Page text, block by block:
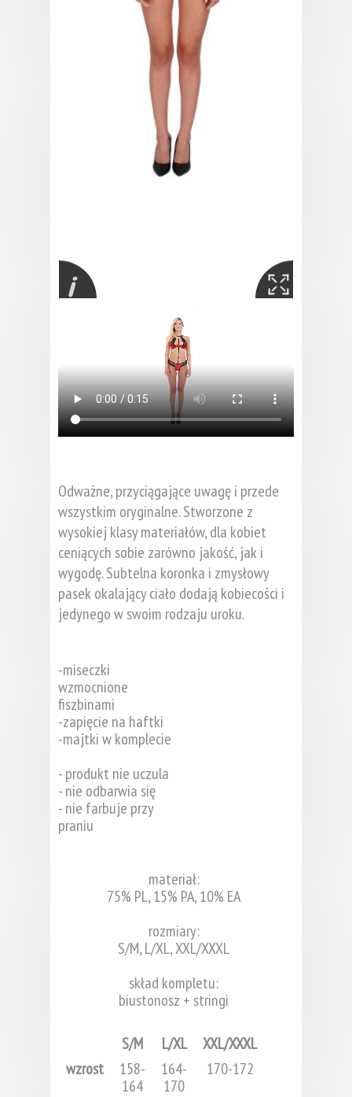
Odważne, przyciągające uwagę i przede
wszystkim oryginalne. Stworzone z
wysokiej klasy materiałów, dla kobiet
ceniących sobie zarówno jakość, jak i
wygodę. Subtelna koronka i zmysłowy
pasek okalający ciało dodają kobiecości i
jedynego w swoim rodzaju uroku.
-miseczki
wzmocnione
fiszbinami
-zapięcie na haftki
-majtki w komplecie
- produkt nie uczula
- nie odbarwia się
- nie farbuje przy
praniu
materiał:
75% PL, 15% PA, 10% EA
rozmiary:
S/M, L/XL, XXL/XXXL
skład kompletu:
biustonosz + stringi
S/M L/XL
XXL/XXXL
wzrost
158-
164
164-
170
170-172